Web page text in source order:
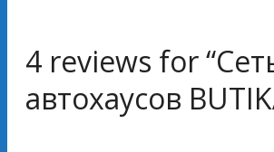
4 reviews for “
автохаусов